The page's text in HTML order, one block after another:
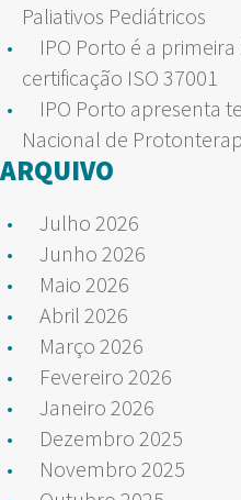
Paliativos Pediátricos
IPO Porto é a
certificação ISO 37001
IPO Porto apresenta
Nacional de
ARQUIVO
Julho 2026
Junho 2026
Maio 2026
Abril 2026
Março 2026
Fevereiro 2026
Janeiro 2026
Dezembro 2025
Novembro 2025